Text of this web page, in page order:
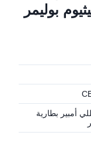
بوليمر
3.7 فولت 6500 مللي أمبير بطارية